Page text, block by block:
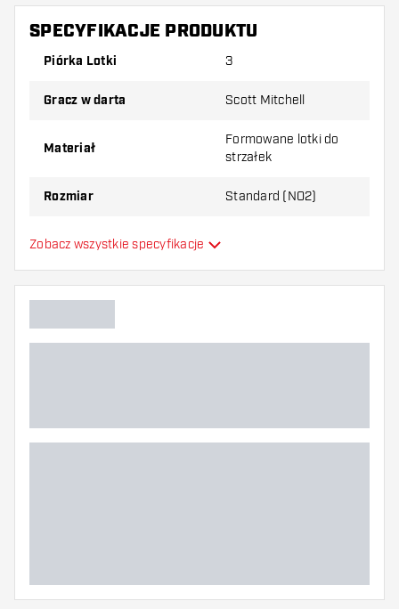
mogą być używane tylko z shafty Cosmo Fit.
Dartshopper tip!
Upewnij się, że masz pod ręką dużo piórek i
złamane w wyniku użytkowania.
piórek, aby dowiedzieć się, który wariant
SPECYFIKACJE PRODUKTU
Piórka Lotki 3
Gracz w darta Scott Mitchell
Materiał
Formowane lotki do
strzałek
Rozmiar Standard (NO2)
Typ
Dodatkowe kolory
Zobacz wszystkie specyfikacje